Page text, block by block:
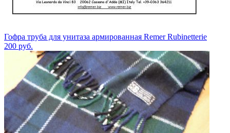
Гофра труба для унитаза армированная Remer Rubinetterie
200 руб.